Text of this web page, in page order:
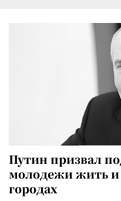
Путин призвал
молодежи жить и
городах